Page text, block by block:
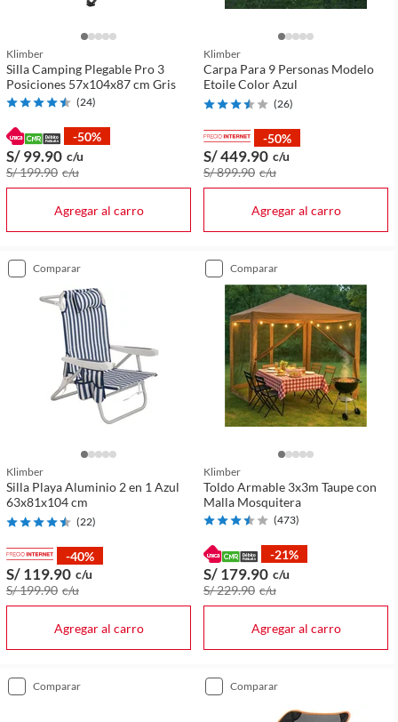
Klimber
Silla Camping Plegable Pro 3
Posiciones 57x104x87 cm Gris
(24)
-50%
S/ 99.90 c/u
S/ 199.90 c/u
Agregar al carro
Klimber
Carpa Para 9 Personas Modelo
Etoile Color Azul
(26)
-50%
S/ 449.90 c/u
S/ 899.90 c/u
Agregar al carro
comparar
Klimber
Silla Playa Aluminio 2 en 1 Azul
63x81x104 cm
(22)
-40%
S/ 119.90 c/u
S/ 199.90 c/u
Agregar al carro
comparar
Klimber
Toldo Armable 3x3m Taupe con
Malla Mosquitera
(473)
-21%
S/ 179.90 c/u
S/ 229.90 c/u
Agregar al carro
comparar comparar